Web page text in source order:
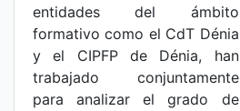
entidades del ámbito
formativo como el CdT Dénia
y el CIPFP de Dénia, han
trabajado conjuntamente
para analizar el grado de